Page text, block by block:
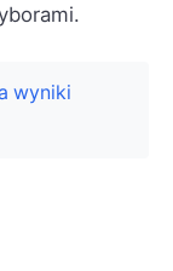
wyniki